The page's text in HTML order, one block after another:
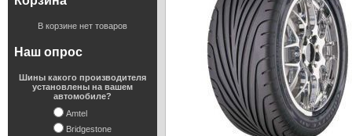
В корзине нет товаров
Наш опрос
Шины какого производителя
установлены на вашем
автомобиле?
Amtel
Bridgestone